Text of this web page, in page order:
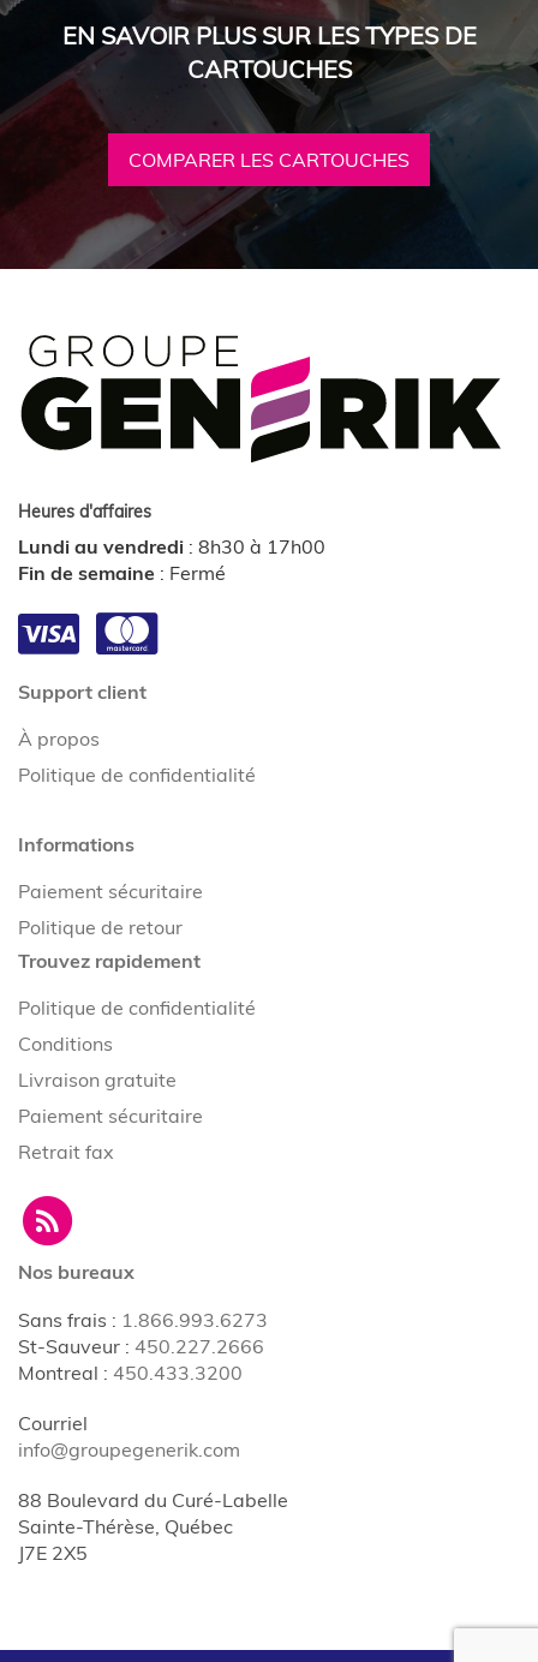
EN SAVOIR PLUS SUR LES TYPES DE
CARTOUCHES
COMPARER LES CARTOUCHES
Heures d'affaires
Lundi au vendredi : 8h30 à 17h00
Fin de semaine : Fermé
Support client
À propos
Politique de confidentialité
Informations
Paiement sécuritaire
Politique de retour
Trouvez rapidement
Politique de confidentialité
Conditions
Livraison gratuite
Paiement sécuritaire
Retrait fax
Nos bureaux
Sans frais : 1.866.993.6273
St-Sauveur : 450.227.2666
Montreal : 450.433.3200
Courriel
info@groupegenerik.com
88 Boulevard du Curé-Labelle
Sainte-Thérèse, Québec
J7E 2X5